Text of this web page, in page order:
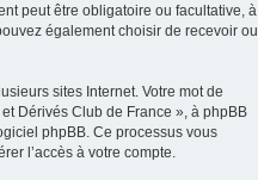
peut être obligatoire ou facultative, à
également choisir de recevoir ou
sites Internet. Votre mot de
Dérivés Club de France », à phpBB
phpBB. Ce processus vous
l’accès à votre compte.